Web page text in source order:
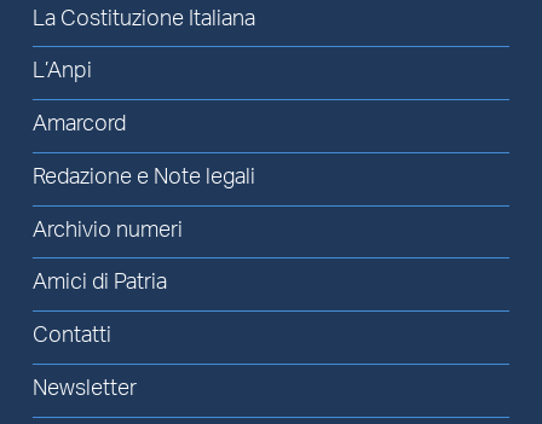
La Costituzione Italiana
L’Anpi
Amarcord
Redazione e Note legali
Archivio numeri
Amici di Patria
Contatti
Newsletter